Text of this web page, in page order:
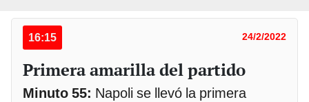
16:15 24/2/2022
Primera amarilla del partido
Minuto 55: Napoli se llevó la primera